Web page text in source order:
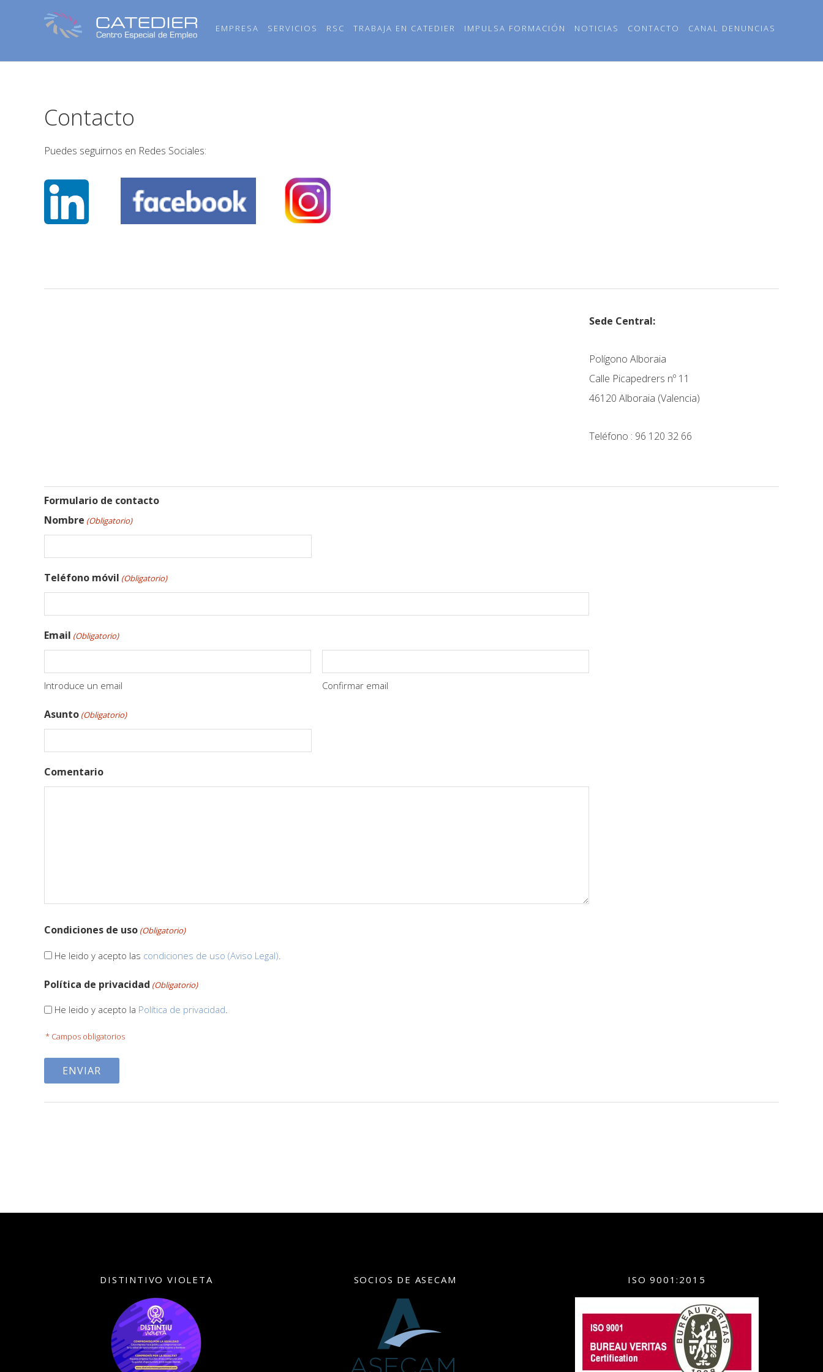
EMPRESA SERVICIOS RSC TRABAJA EN CATEDIER IMPULSA FORMACIÓN NOTICIAS CONTACTO CANAL DENUNCIAS
Contacto
Puedes seguirnos en Redes Sociales:
Sede Central:
Polígono Alboraia
Calle Picapedrers nº 11
46120 Alboraia (Valencia)
Teléfono : 96 120 32 66
Formulario de contacto
Nombre (Obligatorio)
Teléfono móvil (Obligatorio)
Email (Obligatorio)
Introduce un email Confirmar email
Asunto (Obligatorio)
Comentario
Condiciones de uso (Obligatorio)
He leido y acepto las condiciones de uso (Aviso Legal)
Política de privacidad (Obligatorio)
He leido y acepto la Política de privacidad.
* Campos obligatorios
DISTINTIVO VIOLETA SOCIOS DE ASECAM ISO 9001:2015